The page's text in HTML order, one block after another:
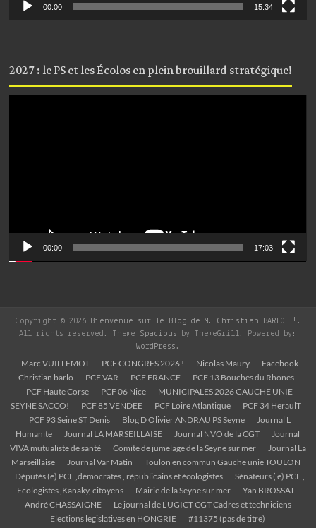
00:00 15:34
2027 : le PS et les Écolos en plein brouillard stratégique!
00:00 17:03
Copyright © 2026 Bienvenue sur le Blog de M. Christian BARLO, ! .
All rights reserved. Theme Spacious
by ThemeGrill. Powered by:
WordPress .
Marc VUILLEMOT PCF CONGRES 2026 ! Nicolas Maury
Facebook
Christian barlo
PCF VAR PCF FRANCE
PCF 13 Bouches du Rhones
PCF Haute Corse
PCF 06 Nice
MUNICIPALES 2026 GAUCHE UNIE
SEYNE SACCO!
PCF 85 VENDEE PCF Loire Atlantique
PCF 34 HeraulT
PCF 93 Seine ST Denis
Blog D Olivier ANDRAU PS Seyne
Journal L
Humanite
Journal LA MARSEILLAISE Journal NVO de la CGT
Journal
VIVA mutualiste de santé
Comite de jumelage de la Seyne sur mer
Journal La
Marseillaise
Journal Var Matin
Toulon en commun Gauche unie TOULON
Députés (e) PCF ,démocrates , républicains et écologistes
Sénateurs ( e) PCF ,
Ecologistes ,Kanaky, citoyens
Mairie de la Seyne sur mer
Yan BROSSAT
André CHASSAIGNE
Le journal de L’UGICT CGT Cadres et techniciens
Elections legislatives en HONGRIE
#11375 (pas de titre)